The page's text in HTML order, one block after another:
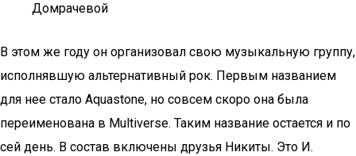
Домрачевой
В этом же году он организовал свою музыкальную группу,
исполнявшую альтернативный рок. Первым названием
для нее стало Aquastone, но совсем скоро она была
переименована в Multiverse. Таким название остается и по
сей день. В состав включены друзья Никиты. Это И.